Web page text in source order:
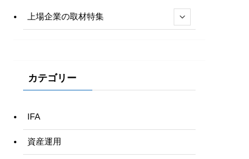
上場企業の取材特集
カテゴリー
IFA
資産運用